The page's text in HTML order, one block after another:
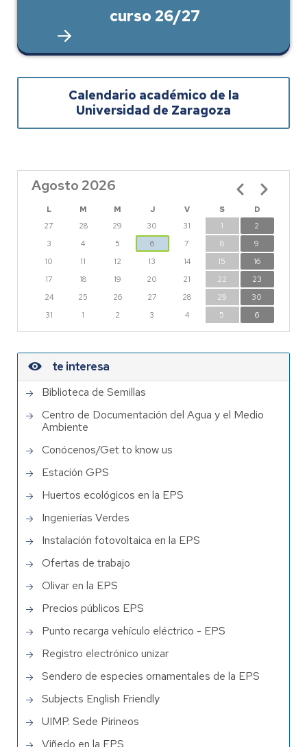
curso 26/27
Calendario académico de la
Universidad de Zaragoza
Agosto 2026
L M M J V S
D
27
28 29 30 31 1
2
3
4 5 6 7 8
9
10
11 12 13 14 15
16
17
18 19 20 21 22
23
24
25 26 27 28 29
30
31
1 2 3 4 5 6
Paginación
te interesa
Biblioteca de Semillas
Centro de Documentación del Agua y el Medio
Ambiente
Conócenos/Get to know us
Estación GPS
Huertos ecológicos en la EPS
Ingenierías Verdes
Instalación fotovoltaica en la EPS
Ofertas de trabajo
Olivar en la EPS
Precios públicos EPS
Punto recarga vehículo eléctrico - EPS
Registro electrónico unizar
Sendero de especies ornamentales de la EPS
Subjects English Friendly
UIMP. Sede Pirineos
Viñedo en la EPS